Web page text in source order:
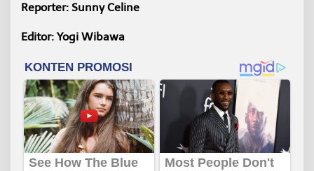
Reporter: Sunny Celine
Editor: Yogi Wibawa